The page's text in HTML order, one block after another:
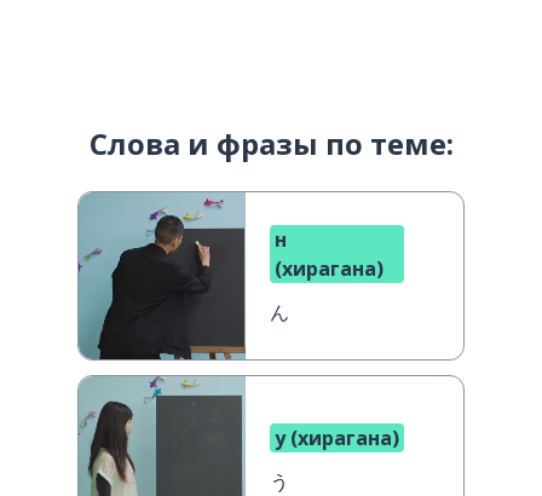
Слова и фразы по теме:
н
(хирагана)
ん
у (хирагана)
う